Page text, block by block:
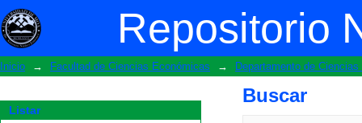
Repositorio
Buscar
Inicio → Facultad de Ciencias Económicas → Departamento de
Buscar
Listar